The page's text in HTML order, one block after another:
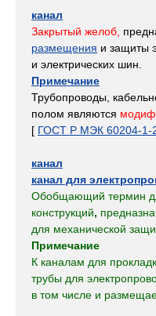
канал
Закрытый желоб,
размещения и защиты
и электрических шин.
Примечание
Трубопроводы,
полом являются
[ ГОСТ Р МЭК 60204-1-
канал
канал для
Обобщающий термин
конструкций,
для механической
Примечание
К каналам для
трубы для
в том числе и